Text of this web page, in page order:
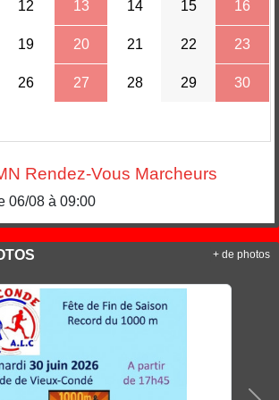
12 13 14 15 16
19 20 21 22 23
26 27 28 29 30
Rendez-Vous Marcheurs
06/08 à 09:00
+ de photos